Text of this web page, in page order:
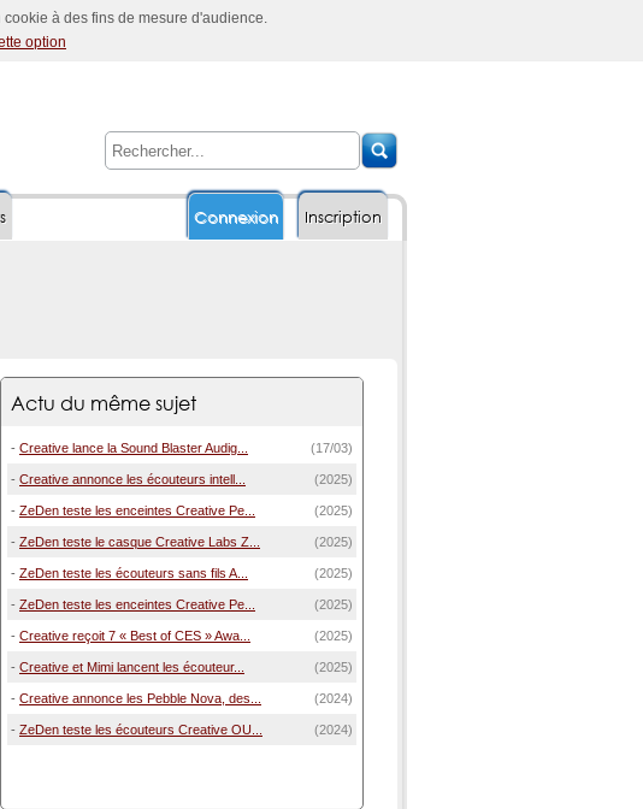
à des fins de mesure d'audience.
option
Inscription
Connexion
Actu du même sujet
- Creative lance la Sound Blaster Audig... (17/03)
- Creative annonce les écouteurs intell... (2025)
- ZeDen teste les enceintes Creative Pe... (2025)
- ZeDen teste le casque Creative Labs Z... (2025)
- ZeDen teste les écouteurs sans fils A... (2025)
- ZeDen teste les enceintes Creative Pe... (2025)
- Creative reçoit 7 « Best of CES » Awa... (2025)
- Creative et Mimi lancent les écouteur... (2025)
- Creative annonce les Pebble Nova, des... (2024)
- ZeDen teste les écouteurs Creative OU... (2024)